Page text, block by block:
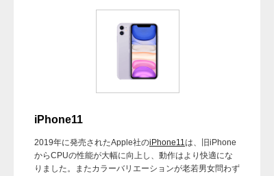
iPhone11
2019年に発売されたApple社のiPhone11は、旧iPhone
からCPUの性能が大幅に向上し、動作はより快適にな
りました。またカラーバリエーションが老若男女問わず